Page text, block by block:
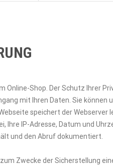
Online-Shop. Der Schutz Ihrer
mit Ihren Daten. Sie können
speichert der
Ihre IP-Adresse, Datum und
und den Abruf dokumentiert.
Zwecke der Sicherstellung